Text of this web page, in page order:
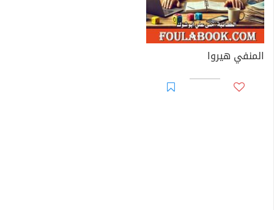
المنفي هيروا